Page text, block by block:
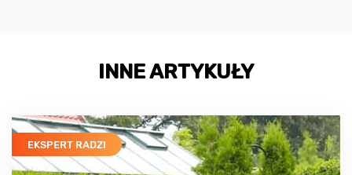
INNE ARTYKUŁY
EKSPERT RADZI